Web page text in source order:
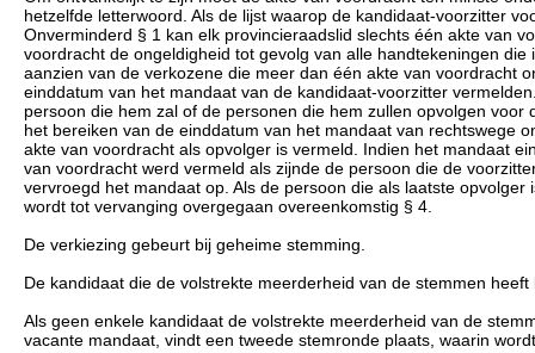
hetzelfde letterwoord. Als de lijst waarop de kandidaat-voorzitter
Onverminderd § 1 kan elk provincieraadslid slechts één akte van
voordracht de ongeldigheid tot gevolg van alle handtekeningen
aanzien van de verkozene die meer dan één akte van voordracht
einddatum van het mandaat van de kandidaat-voorzitter
persoon die hem zal of de personen die hem zullen opvolgen
het bereiken van de einddatum van het mandaat van rechtswege
akte van voordracht als opvolger is vermeld. Indien het mandaat
van voordracht werd vermeld als zijnde de persoon die de
vervroegd het mandaat op. Als de persoon die als laatste
wordt tot vervanging overgegaan overeenkomstig § 4.
De verkiezing gebeurt bij geheime stemming.
De kandidaat die de volstrekte meerderheid van de stemmen
Als geen enkele kandidaat de volstrekte meerderheid van de
vacante mandaat, vindt een tweede stemronde plaats, waarin